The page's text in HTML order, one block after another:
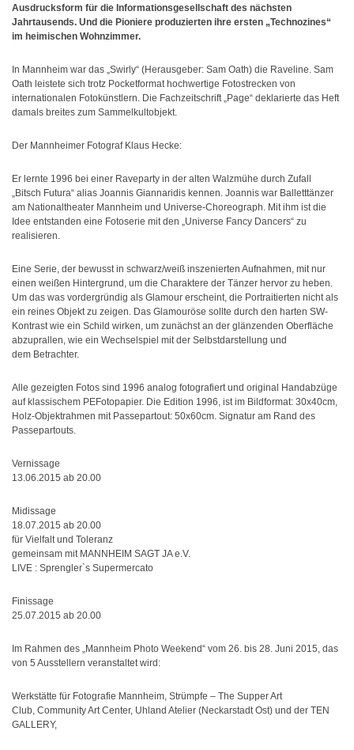
Ausdrucksform für die Informationsgesellschaft des nächsten
Jahrtausends. Und die Pioniere produzierten ihre ersten „Technozines“
im heimischen Wohnzimmer.
In Mannheim war das „Swirly“ (Herausgeber: Sam Oath) die Raveline. Sam
Oath leistete sich trotz Pocketformat hochwertige Fotostrecken von
internationalen Fotokünstlern. Die Fachzeitschrift „Page“ deklarierte das Heft
damals breites zum Sammelkultobjekt.
Der Mannheimer Fotograf Klaus Hecke:
Er lernte 1996 bei einer Raveparty in der alten Walzmühe durch Zufall
„Bitsch Futura“ alias Joannis Giannaridis kennen. Joannis war Balletttänzer
am Nationaltheater Mannheim und Universe-Choreograph. Mit ihm ist die
Idee entstanden eine Fotoserie mit den „Universe Fancy Dancers“ zu
realisieren.
Eine Serie, der bewusst in schwarz/weiß inszenierten Aufnahmen, mit nur
einen weißen Hintergrund, um die Charaktere der Tänzer hervor zu heben.
Um das was vordergründig als Glamour erscheint, die Portraitierten nicht als
ein reines Objekt zu zeigen. Das Glamouröse sollte durch den harten SW-
Kontrast wie ein Schild wirken, um zunächst an der glänzenden Oberfläche
abzuprallen, wie ein Wechselspiel mit der Selbstdarstellung und
dem Betrachter.
Alle gezeigten Fotos sind 1996 analog fotografiert und original Handabzüge
auf klassischem PEFotopapier. Die Edition 1996, ist im Bildformat: 30x40cm,
Holz-Objektrahmen mit Passepartout: 50x60cm. Signatur am Rand des
Passepartouts.
Vernissage
13.06.2015 ab 20.00
Midissage
18.07.2015 ab 20.00
für Vielfalt und Toleranz
gemeinsam mit MANNHEIM SAGT JA e.V.
LIVE : Sprengler`s Supermercato
Finissage
25.07.2015 ab 20.00
Im Rahmen des „Mannheim Photo Weekend“ vom 26. bis 28. Juni 2015, das
von 5 Ausstellern veranstaltet wird:
Werkstätte für Fotografie Mannheim, Strümpfe – The Supper Art
Club, Community Art Center, Uhland Atelier (Neckarstadt Ost) und der TEN
GALLERY,